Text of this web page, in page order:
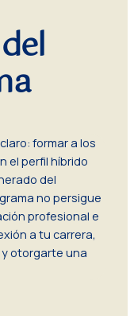
formar a los
el perfil híbrido
del
no persigue
profesional e
a tu carrera,
otorgarte una